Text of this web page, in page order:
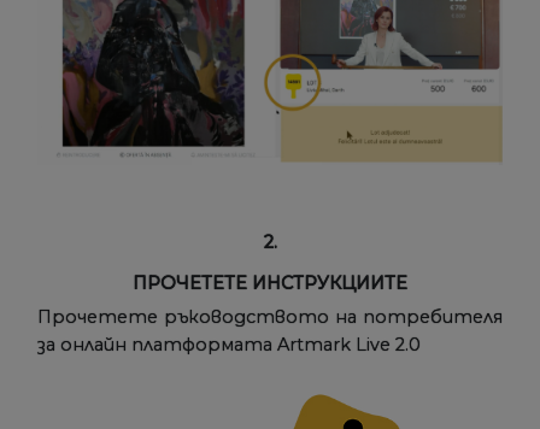
2.
ПРОЧЕТЕТЕ ИНСТРУКЦИИТЕ
Прочетете ръководството на потребителя
за онлайн платформата Artmark Live 2.0